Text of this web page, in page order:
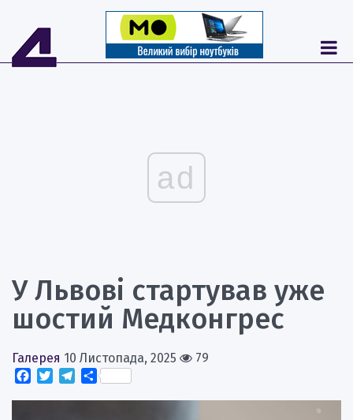
ad
У Львові стартував уже
шостий Медконгрес
Галерея 10 Листопада, 2025
79
Facebook
TwitterTelegram
Поділитися